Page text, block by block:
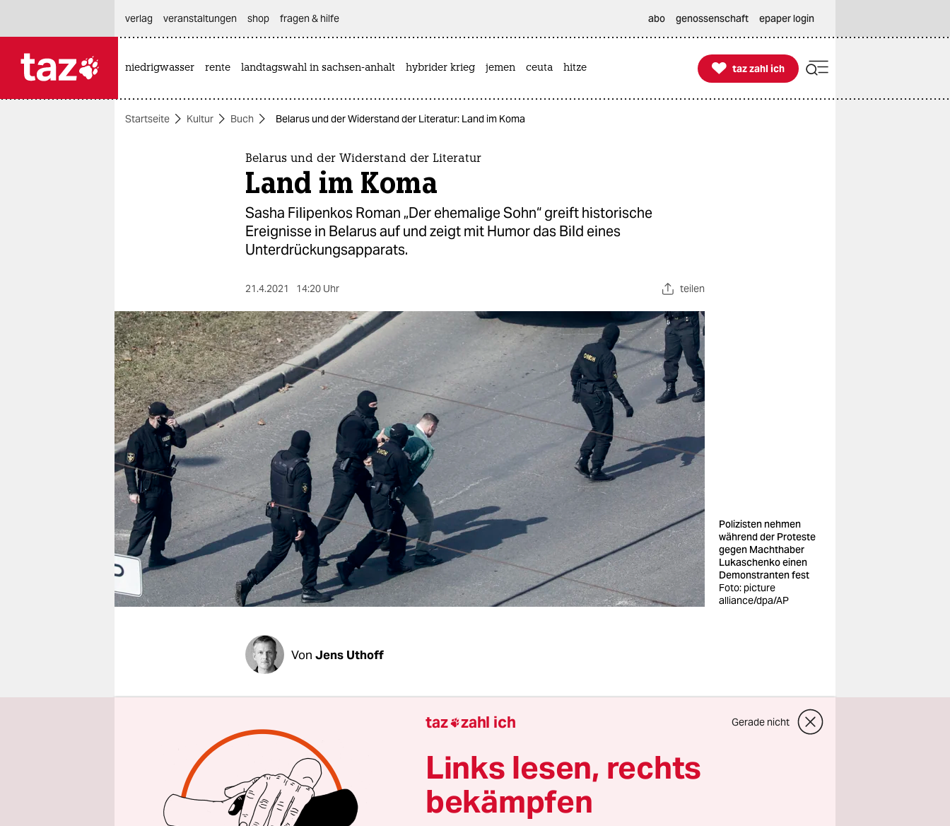
themen
berlin
nord
wahrheit
verlag
verlag
veranstaltungen
shop
fragen & hilfe
unterstützen
abo
genossenschaft
verlag
veranstaltungen shop fragen & hilfe abo genossenschaft epaper login
niedrigwasser rente landtagswahl in sachsen-anhalt hybrider krieg jemen ceuta hitze 
taz zahl ich
taz zahl ich
Startseite Kultur Buch Belarus und der Widerstand der Literatur: Land im Koma
Belarus und der Widerstand der Literatur
Land im Koma
Sasha Filipenkos Roman „Der ehemalige Sohn“ greift historische
Ereignisse in Belarus auf und zeigt mit Humor das Bild eines
Unterdrückungsapparats.
21.4.2021 14:20 Uhr teilen
Polizisten nehmen
während der Proteste
gegen Machthaber
Lukaschenko einen
Demonstranten fest
Foto: picture
alliance/dpa/AP
Von Jens Uthoff
Wenn jemand mehr als zehn Jahre lang im Koma liegt und dann
wieder zu Bewusstsein kommt, sollte man eigentlich davon ausgehen,
dass für diese Person die Außenwelt eine völlig andere ist als zuvor.
Anders ist es bei Franzisk Lukitsch. Als er im Jahr 2009 in einem
Minsker Krankenhaus nach einem Jahrzehnt wieder erwacht, gibt es
zwar ein paar Neuigkeiten – zum Beispiel dieses WLAN, mit dem man
taz zahl ich Gerade nicht
Links lesen, rechts
bekämpfen